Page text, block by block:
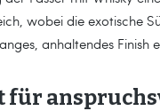
wobei die exotische
anhaltendes Finish